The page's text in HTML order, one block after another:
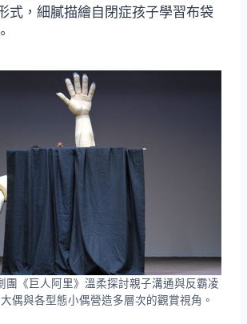
式，細膩描繪自閉症孩子學習布袋
團《巨人阿里》溫柔探討親子溝通與反霸凌
偶與各型態小偶營造多層次的觀賞視角。